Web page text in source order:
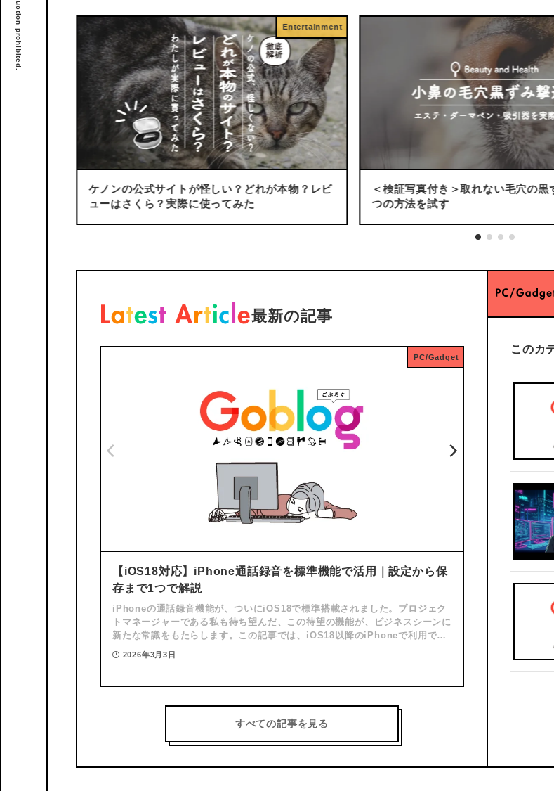
？どれが本物？レビ
＜検証写真付き＞取れない毛穴の黒ずみ除去に４
つの方法を試す
今まで使用したクロス
料購入先のまとめ
最新の記事
PC/Gadget
【iOS18対応】iPhone通話録音を標準機能で活用｜設定から保
存まで1つで解説
iPhoneの通話録音機能が、ついにiOS18で標準搭載されました。プロジェク
トマネージャーである私も待ち望んだ、この待望の機能が、ビジネスシーンに
新たな常識をもたらします。この記事では、iOS18以降のiPhoneで利用でき
る通話録音の詳細な設定方法から、…
2026年3月3日
＜Outlook
が.datにな
Outlookから
ファイルが
この記事で解
イルになる
すべての記事を見る
このカ